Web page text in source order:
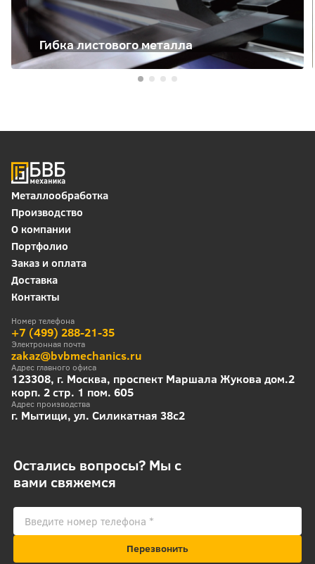
Гибка листового металла
Металлообработка
Производство
О компании
Портфолио
Заказ и оплата
Доставка
Контакты
Номер телефона
+7 (499) 288-21-35
Электронная почта
zakaz@bvbmechanics.ru
Адрес главного офиса
123308, г. Москва, проспект Маршала Жукова дом.2
корп. 2 стр. 1 пом. 605
Адрес производства
г. Мытищи, ул. Силикатная 38с2
Остались вопросы? Мы с
вами свяжемся
Перезвонить